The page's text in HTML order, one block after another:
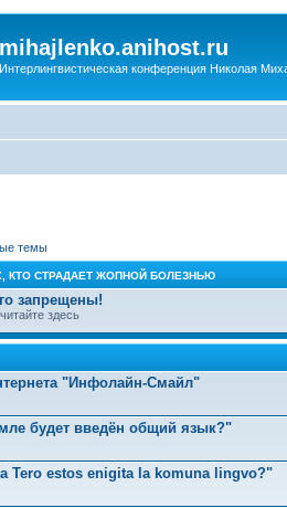
mihajlenko.anihost.ru
Интерлингвистическая конференция Николая
темы
КТО СТРАДАЕТ ЖОПНОЙ БОЛЕЗНЬЮ
запрещены!
здесь
"Инфолайн-Смайл"
будет введён общий язык?"
Tero estos enigita la komuna lingvo?"